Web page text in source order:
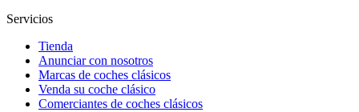
Servicios
Tienda
Anunciar con nosotros
Marcas de coches clásicos
Venda su coche clásico
Comerciantes de coches clásicos